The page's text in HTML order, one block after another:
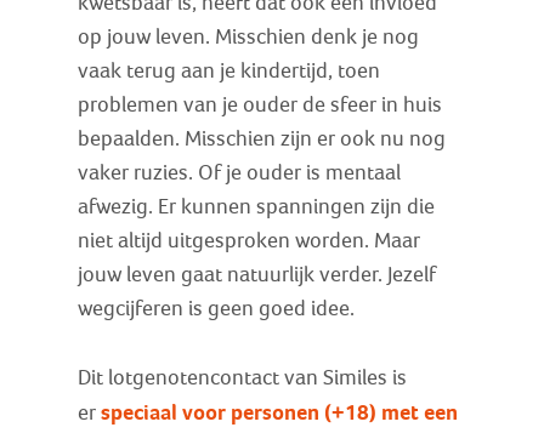
op jouw leven. Misschien denk je nog
vaak terug aan je kindertijd, toen
problemen van je ouder de sfeer in huis
bepaalden. Misschien zijn er ook nu nog
vaker ruzies. Of je ouder is mentaal
afwezig. Er kunnen spanningen zijn die
niet altijd uitgesproken worden. Maar
jouw leven gaat natuurlijk verder. Jezelf
wegcijferen is geen goed idee.
Dit lotgenotencontact van Similes is
erspeciaal voor personen (+18) met een